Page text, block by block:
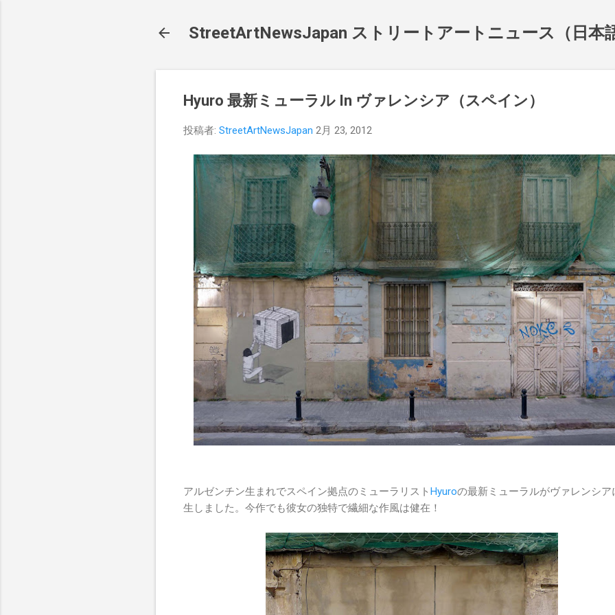
StreetArtNewsJapan ストリートアートニュース（日本
Hyuro 最新ミューラル In ヴァレンシア（スペイン）
投稿者: StreetArtNewsJapan 2月 23, 2012
アルゼンチン生まれでスペイン拠点のミューラリスト Hyuroの最新ミューラルがヴァレンシア
生しました。今作でも彼女の独特で繊細な作風は健在！